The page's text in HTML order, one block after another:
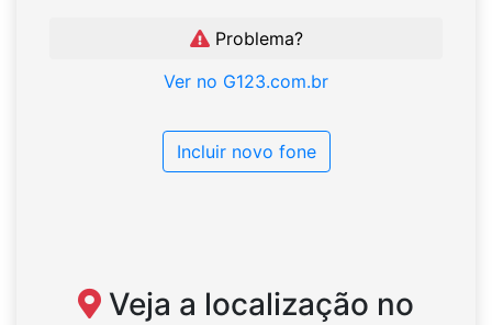
Problema?
Ver no G123.com.br
Incluir novo fone
Veja a localização no